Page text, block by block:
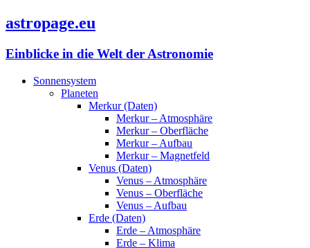
astropage.eu
Einblicke in die Welt der Astronomie
Sonnensystem
Planeten
Merkur (Daten)
Merkur – Atmosphäre
Merkur – Oberfläche
Merkur – Aufbau
Merkur – Magnetfeld
Venus (Daten)
Venus – Atmosphäre
Venus – Oberfläche
Venus – Aufbau
Erde (Daten)
Erde – Atmosphäre
Erde – Klima